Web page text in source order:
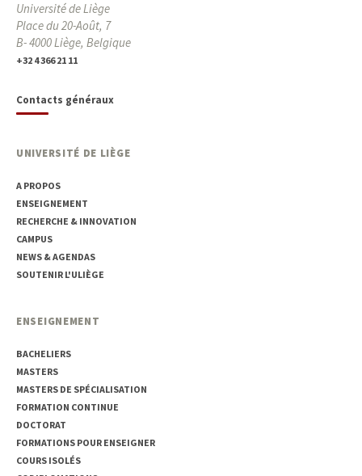
Université de Liège
Place du 20-Août, 7
B- 4000 Liège, Belgique
+32 4 366 21 11
Contacts généraux
UNIVERSITÉ DE LIÈGE
A PROPOS
ENSEIGNEMENT
RECHERCHE & INNOVATION
CAMPUS
NEWS & AGENDAS
SOUTENIR L'ULIÈGE
ENSEIGNEMENT
BACHELIERS
MASTERS
MASTERS DE SPÉCIALISATION
FORMATION CONTINUE
DOCTORAT
FORMATIONS POUR ENSEIGNER
COURS ISOLÉS